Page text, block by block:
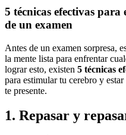
5 técnicas efectivas
de un examen
Antes de un examen sorpresa,
la mente lista para enfrentar
lograr esto, existen 5 técnicas
para estimular tu cerebro y
te presente.
1. Repasar y